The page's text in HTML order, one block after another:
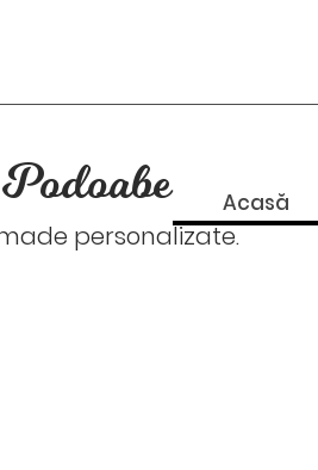
personalizate.
Acasă